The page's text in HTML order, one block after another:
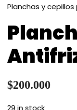
Planchas y
$200.000
29 in stock